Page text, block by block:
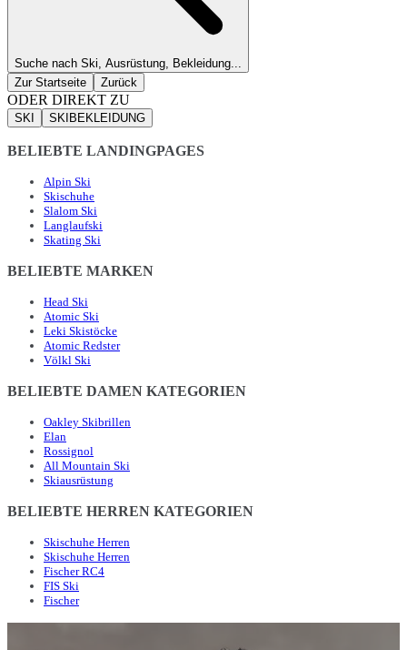
Suche nach Ski, Ausrüstung, Bekleidung...
Zur Startseite
Zurück
ODER DIREKT ZU
SKI SKIBEKLEIDUNG
BELIEBTE LANDINGPAGES
Alpin Ski
Skischuhe
Slalom Ski
Langlaufski
Skating Ski
BELIEBTE MARKEN
Head Ski
Atomic Ski
Leki Skistöcke
Atomic Redster
Völkl Ski
BELIEBTE DAMEN KATEGORIEN
Oakley Skibrillen
Elan
Rossignol
All Mountain Ski
Skiausrüstung
BELIEBTE HERREN KATEGORIEN
Skischuhe Herren
Skischuhe Herren
Fischer RC4
FIS Ski
Fischer